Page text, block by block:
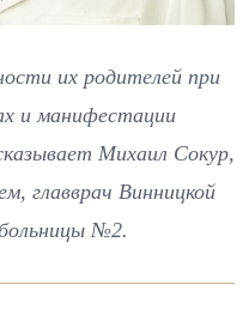
их родителей при
и манифестации
Михаил Сокур,
главврач Винницкой
№2.